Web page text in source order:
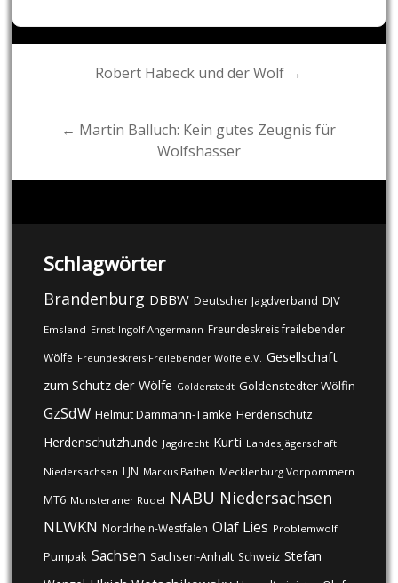
Robert Habeck und der Wolf →
← Martin Balluch: Kein gutes Zeugnis für
Wolfshasser
Schlagwörter
Brandenburg DBBW Deutscher Jagdverband DJV
Emsland Ernst-Ingolf Angermann Freundeskreis freilebender
Wölfe Freundeskreis Freilebender Wölfe e.V. Gesellschaft
zum Schutz der Wölfe Goldenstedt Goldenstedter Wölfin
GzSdW Helmut Dammann-Tamke Herdenschutz
Herdenschutzhunde Jagdrecht Kurti Landesjägerschaft
Niedersachsen LJN Markus Bathen Mecklenburg Vorpommern
MT6 Munsteraner Rudel NABU Niedersachsen
NLWKN Nordrhein-Westfalen Olaf Lies Problemwolf
Pumpak Sachsen Sachsen-Anhalt Schweiz Stefan